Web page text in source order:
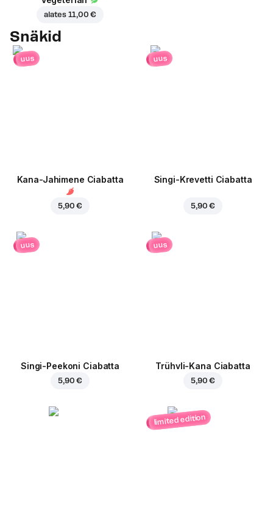
alates 11,00 €
Snäkid
uus
Kana-Jahimene Ciabatta
5,90 €
uus
Singi-Krevetti Ciabatta
5,90 €
uus
Singi-Peekoni Ciabatta
5,90 €
uus
Trühvli-Kana Ciabatta
5,90 €
limited edition